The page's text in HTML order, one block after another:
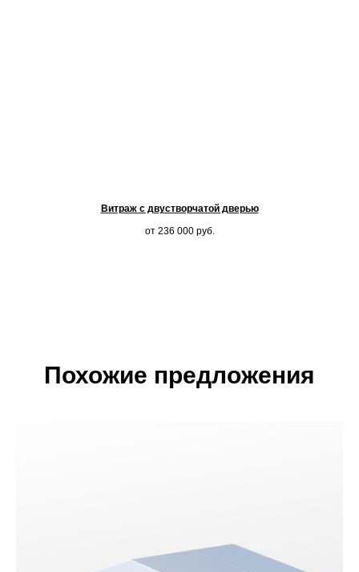
Витраж с двустворчатой дверью
от 236 000 руб.
Похожие предложения